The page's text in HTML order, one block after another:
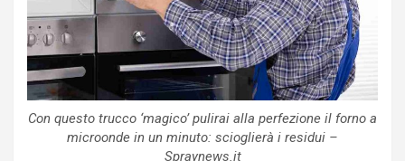
Con questo trucco ‘magico’ pulirai alla perfezione il forno a
microonde in un minuto: scioglierà i residui –
Spraynews.it